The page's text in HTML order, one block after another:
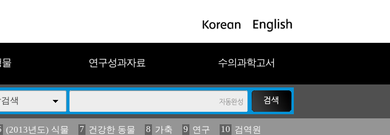
물 연구성과자료 수의과학고서
색
(2013년도) 식물 7 건강한 동물 8 가축 9 연구 10 검역원